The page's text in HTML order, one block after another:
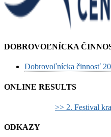
DOBROVOĽNÍCKA
Dobrovoľnícka činnosť
ONLINE RESULTS
>> 2. Festival
ODKAZY